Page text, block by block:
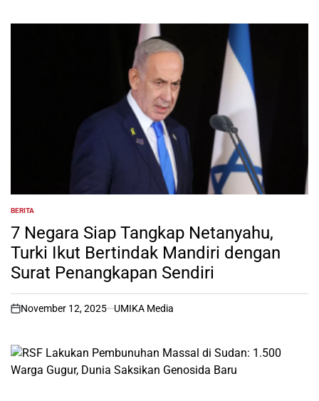
POSTED
IN
BERITA
7 Negara Siap Tangkap Netanyahu,
Turki Ikut Bertindak Mandiri dengan
Surat Penangkapan Sendiri
on
November 12, 2025 UMIKA Media